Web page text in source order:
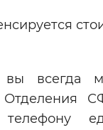
всегда
Отделения